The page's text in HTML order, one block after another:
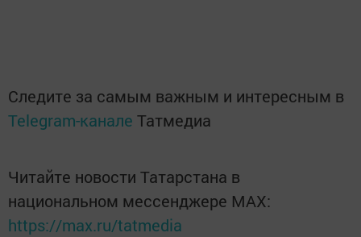
Следите за самым важным и интересным в
Telegram-канале Татмедиа
Читайте новости Татарстана в
национальном мессенджере MАХ:
https://max.ru/tatmedia